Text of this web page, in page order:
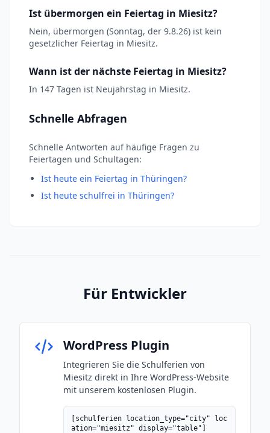
Ist übermorgen ein Feiertag in Miesitz?
Nein, übermorgen (Sonntag, der 9.8.26) ist kein
gesetzlicher Feiertag in Miesitz.
Wann ist der nächste Feiertag in Miesitz?
In 147 Tagen ist Neujahrstag in Miesitz.
Schnelle Abfragen
Schnelle Antworten auf häufige Fragen zu
Feiertagen und Schultagen:
Ist heute ein Feiertag in Thüringen?
Ist heute schulfrei in Thüringen?
Für Entwickler
WordPress Plugin
Integrieren Sie die Schulferien von
Miesitz direkt in Ihre WordPress-Website
mit unserem kostenlosen Plugin.
[schulferien location_type="city" loc
ation="miesitz" display="table"]